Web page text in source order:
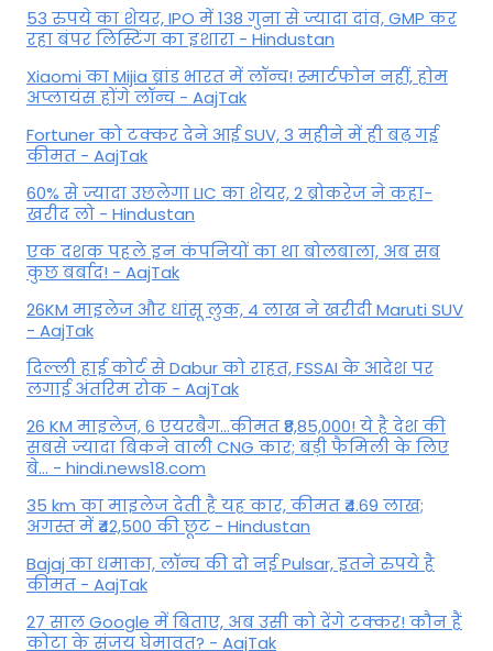
53 रुपये का शेयर, IPO में 138 गुना से ज्यादा दांव, GMP कर
रहा बंपर लिस्टिंग का इशारा - Hindustan
Xiaomi का Mijia ब्रांड भारत में लॉन्च! स्मार्टफोन नहीं, होम
अप्लायंस होंगे लॉन्च - AajTak
Fortuner को टक्कर देने आई SUV, 3 महीने में ही बढ़ गई
कीमत - AajTak
60% से ज्यादा उछलेगा LIC का शेयर, 2 ब्रोकरेज ने कहा-
खरीद लो - Hindustan
एक दशक पहले इन कंपनियों का था बोलबाला, अब सब
कुछ बर्बाद! - AajTak
26KM माइलेज और धांसू लुक, 4 लाख ने खरीदी Maruti SUV
- AajTak
दिल्ली हाई कोर्ट से Dabur को राहत, FSSAI के आदेश पर
लगाई अंतरिम रोक - AajTak
26 KM माइलेज, 6 एयरबैग...कीमत ₹8,85,000! ये है देश की
सबसे ज्यादा बिकने वाली CNG कार; बड़ी फैमिली के लिए
बे... - hindi.news18.com
35 km का माइलेज देती है यह कार, कीमत ₹4.69 लाख;
अगस्त में ₹42,500 की छूट - Hindustan
Bajaj का धमाका, लॉन्च की दो नई Pulsar, इतने रुपये है
कीमत - AajTak
27 साल Google में बिताए, अब उसी को देंगे टक्कर! कौन हैं
कोटा के संजय घेमावत? - AajTak